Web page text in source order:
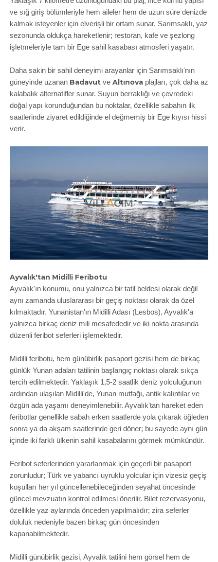
ve sığ giriş bölümleriyle hem aileler hem de uzun süre denizde
kalmak isteyenler için elverişli bir ortam sunar. Sarımsaklı, yaz
sezonunda oldukça hareketlenir; restoran, kafe ve şezlong
işletmeleriyle tam bir Ege sahil kasabası atmosferi yaşatır.
Daha sakin bir sahil deneyimi arayanlar için Sarımsaklı'nın
güneyinde uzanan Badavut ve Altınova plajları, çok daha az
kalabalık alternatifler sunar. Suyun berraklığı ve çevredeki
doğal yapı korunduğundan bu noktalar, özellikle sabahın ilk
saatlerinde ziyaret edildiğinde el değmemiş bir Ege kıyısı hissi
verir.
Ayvalık'tan Midilli Feribotu
Ayvalık'ın konumu, onu yalnızca bir tatil beldesi olarak değil
aynı zamanda uluslararası bir geçiş noktası olarak da özel
kılmaktadır. Yunanistan'ın Midilli Adası (Lesbos), Ayvalık'a
yalnızca birkaç deniz mili mesafededir ve iki nokta arasında
düzenli feribot seferleri işlemektedir.
Midilli feribotu, hem günübirlik pasaport gezisi hem de birkaç
günlük Yunan adaları tatilinin başlangıç noktası olarak sıkça
tercih edilmektedir. Yaklaşık 1,5-2 saatlik deniz yolculuğunun
ardından ulaşılan Midilli'de, Yunan mutfağı, antik kalıntılar ve
özgün ada yaşamı deneyimlenebilir. Ayvalık'tan hareket eden
feribotlar genellikle sabah erken saatlerde yola çıkarak öğleden
sonra ya da akşam saatlerinde geri döner; bu sayede aynı gün
içinde iki farklı ülkenin sahil kasabalarını görmek mümkündür.
Feribot seferlerinden yararlanmak için geçerli bir pasaport
zorunludur; Türk ve yabancı uyruklu yolcular için vizesiz geçiş
koşulları her yıl güncellenebileceğinden seyahat öncesinde
güncel mevzuatın kontrol edilmesi önerilir. Bilet rezervasyonu,
özellikle yaz aylarında önceden yapılmalıdır; zira seferler
doluluk nedeniyle bazen birkaç gün öncesinden
kapanabilmektedir.
Midilli günübirlik gezisi, Ayvalık tatilini hem görsel hem de